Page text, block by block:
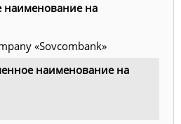
на
«Sovcombank»
наименование на